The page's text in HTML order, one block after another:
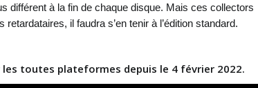
différent à la fin de chaque disque. Mais ces collectors
il faudra s’en tenir à l’édition standard.
toutes plateformes depuis le 4 février 2022.